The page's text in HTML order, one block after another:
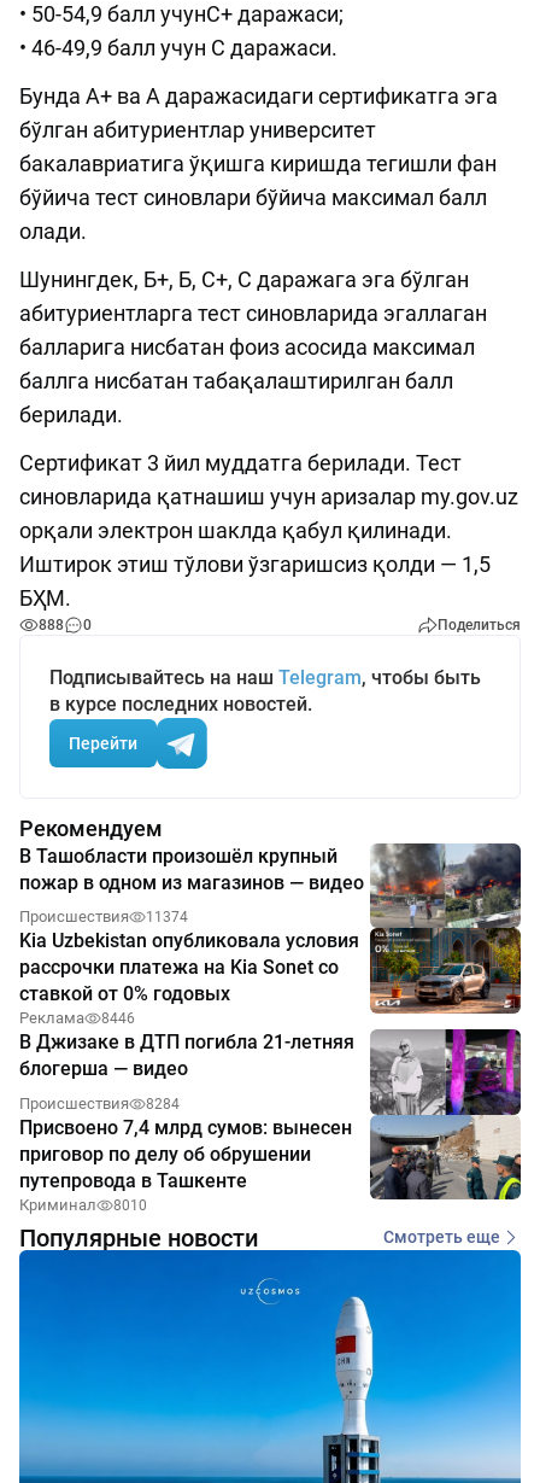
• 50-54,9 балл учунC+ даражаси;
• 46-49,9 балл учун С даражаси.
Бунда А+ ва А даражасидаги сертификатга эга
бўлган абитуриентлар университет
бакалавриатига ўқишга киришда тегишли фан
бўйича тест синовлари бўйича максимал балл
олади.
Шунингдек, Б+, Б, C+, C даражага эга бўлган
абитуриентларга тест синовларида эгаллаган
балларига нисбатан фоиз асосида максимал
баллга нисбатан табақалаштирилган балл
берилади.
Сертификат 3 йил муддатга берилади. Тест
синовларида қатнашиш учун аризалар my.gov.uz
орқали электрон шаклда қабул қилинади.
Иштирок этиш тўлови ўзгаришсиз қолди — 1,5
БҲМ.
888 0 Поделиться
Подписывайтесь на наш Telegram, чтобы быть
в курсе последних новостей.
Перейти
Рекомендуем
В Ташобласти произошёл крупный
пожар в одном из магазинов — видео
Происшествия 11374
Kia Uzbekistan опубликовала условия
рассрочки платежа на Kia Sonet со
ставкой от 0% годовых
Реклама 8446
В Джизаке в ДТП погибла 21-летняя
блогерша — видео
Происшествия 8284
Присвоено 7,4 млрд сумов: вынесен
приговор по делу об обрушении
путепровода в Ташкенте
Криминал 8010
Популярные новости Смотреть еще